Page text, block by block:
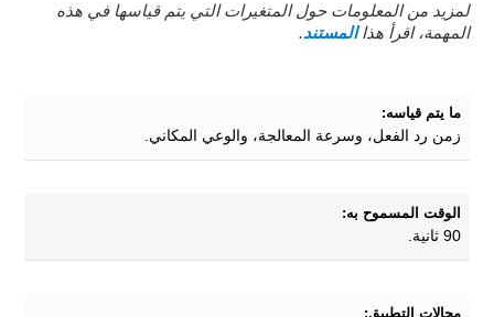
لمزيد من المعلومات حول المتغيرات التي يتم قياسها في هذه
المهمة، اقرأ هذاالمستند.
ما يتم قياسه:
زمن رد الفعل، وسرعة المعالجة، والوعي المكاني.
الوقت المسموح به:
90 ثانية.
مجالات التطبيق: